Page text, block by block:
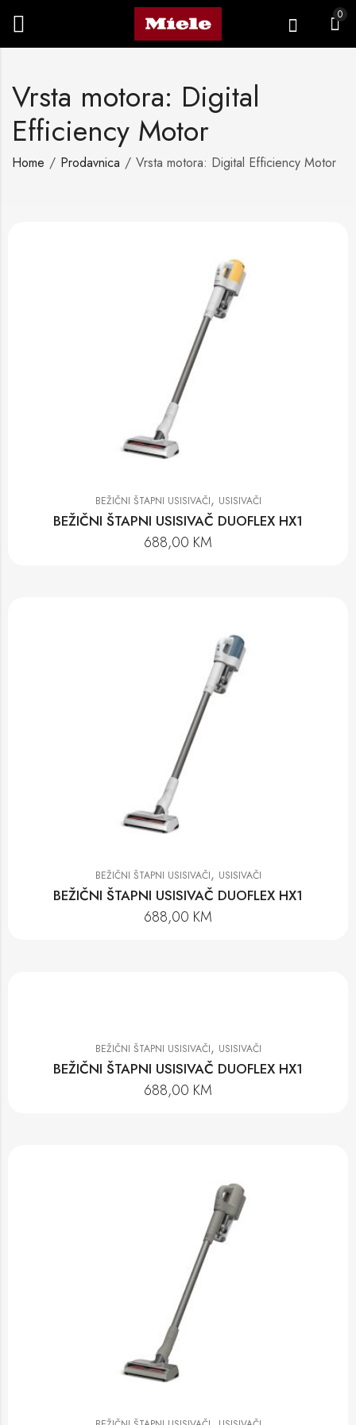
0
Vrsta motora: Digital
Efficiency Motor
Home Prodavnica Vrsta motora: Digital Efficiency Motor
BEŽIČNI ŠTAPNI USISIVAČI, USISIVAČI
BEŽIČNI ŠTAPNI USISIVAČ DUOFLEX HX1
688,00 KM
BEŽIČNI ŠTAPNI USISIVAČI, USISIVAČI
BEŽIČNI ŠTAPNI USISIVAČ DUOFLEX HX1
688,00 KM
BEŽIČNI ŠTAPNI USISIVAČI, USISIVAČI
BEŽIČNI ŠTAPNI USISIVAČ DUOFLEX HX1
688,00 KM